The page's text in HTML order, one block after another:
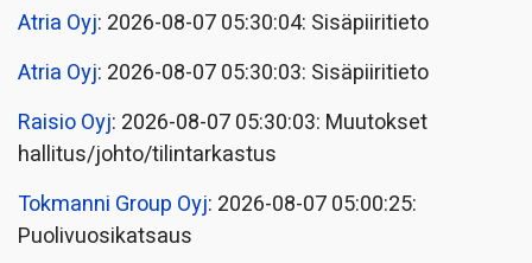
Atria Oyj: 2026-08-07 05:30:04: Sisäpiiritieto
Atria Oyj: 2026-08-07 05:30:03: Sisäpiiritieto
Raisio Oyj: 2026-08-07 05:30:03: Muutokset
hallitus/johto/tilintarkastus
Tokmanni Group Oyj: 2026-08-07 05:00:25:
Puolivuosikatsaus